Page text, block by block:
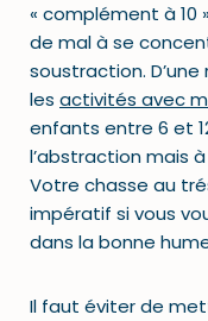
« complément à 10
de mal à se
soustraction.
les activités avec
enfants entre 6 et
l’abstraction mais
Votre chasse au
impératif si vous
dans la bonne
Il faut éviter de